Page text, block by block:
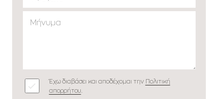
Έχω διαβάσει και αποδέχομαι την Πολιτική
απορρήτου